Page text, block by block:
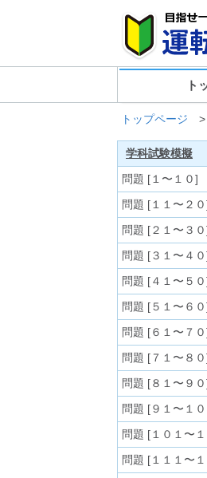
ト
トップページ >
学科試験模擬
問題 [１〜１０]
問題 [１１〜２
問題 [２１〜３
問題 [３１〜４
問題 [４１〜５
問題 [５１〜６
問題 [６１〜７
問題 [７１〜８
問題 [８１〜９
問題 [９１〜１
問題 [１０１〜
問題 [１１１〜